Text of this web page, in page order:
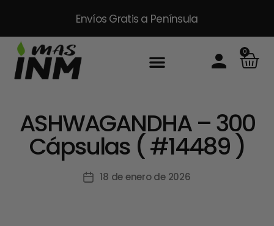
Envíos Gratis a Península
0
ASHWAGANDHA – 300
Cápsulas ( #14489 )
18 de enero de 2026